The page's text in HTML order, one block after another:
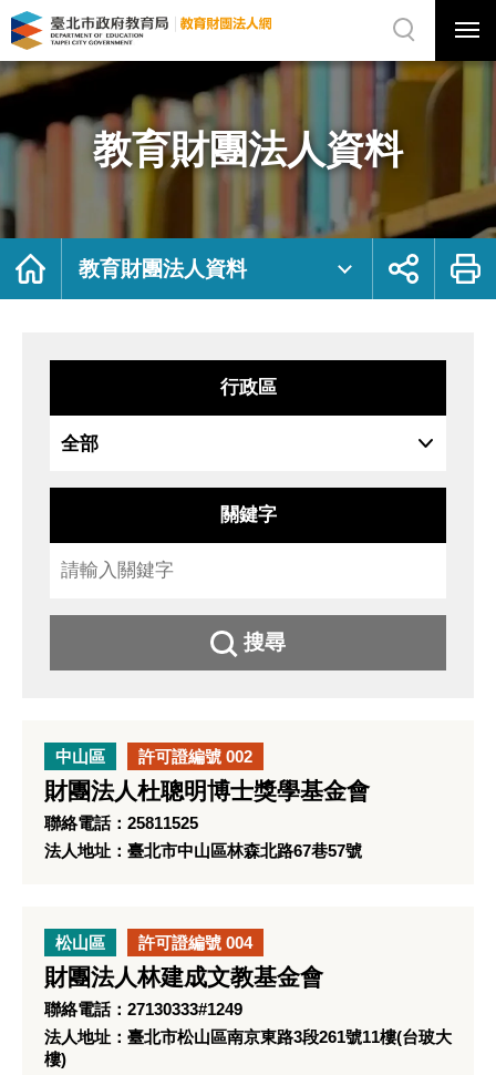
教
育
團
資
料
府
局
法
網
站
選
選
單
關
網
站
尋
教育財團法人資料
首
教育財團法人資料
展
鈕
列
行政區
關鍵字
搜尋
中山區 許可證編號 002
財團法人杜聰明博士獎學基金會
聯絡電話：25811525
法人地址：臺北市中山區林森北路67巷57號
松山區 許可證編號 004
財團法人林建成文教基金會
聯絡電話：27130333#1249
法人地址：臺北市松山區南京東路3段261號11樓(台玻大
樓)